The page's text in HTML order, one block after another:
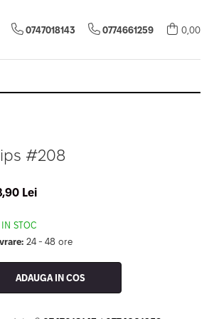
0747018143 0774661259 0,00
#208
Lei
IN STOC
24 - 48 ore
ADAUGA IN COS